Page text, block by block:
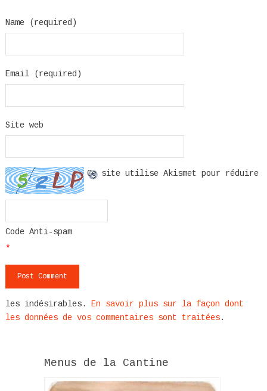
Name (required)
Email (required)
Site web
Code Anti-spam
*
Ce site utilise Akismet pour réduire
les indésirables.
En savoir plus sur la façon dont
les données de vos commentaires sont traitées.
Menus de la Cantine